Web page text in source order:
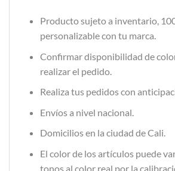
Producto sujeto a inventario,
personalizable con tu marca.
Confirmar disponibilidad de
realizar el pedido.
Realiza tus pedidos con
Envíos a nivel nacional.
Domicilios en la ciudad de Cali.
El color de los artículos puede
tonos al color real por la